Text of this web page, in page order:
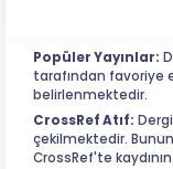
Popüler Yayınlar:
tarafından
belirlenmektedir.
CrossRef Atıf:
çekilmektedir.
CrossRef'te